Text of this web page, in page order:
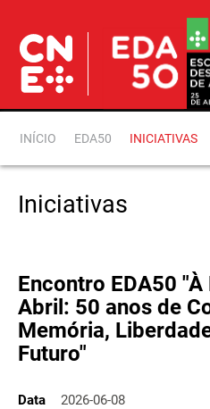
INÍCIO EDA50 INICIATIVAS
Iniciativas
Encontro EDA50
Abril: 50 anos de
Memória,
Futuro"
Data 2026-06-08